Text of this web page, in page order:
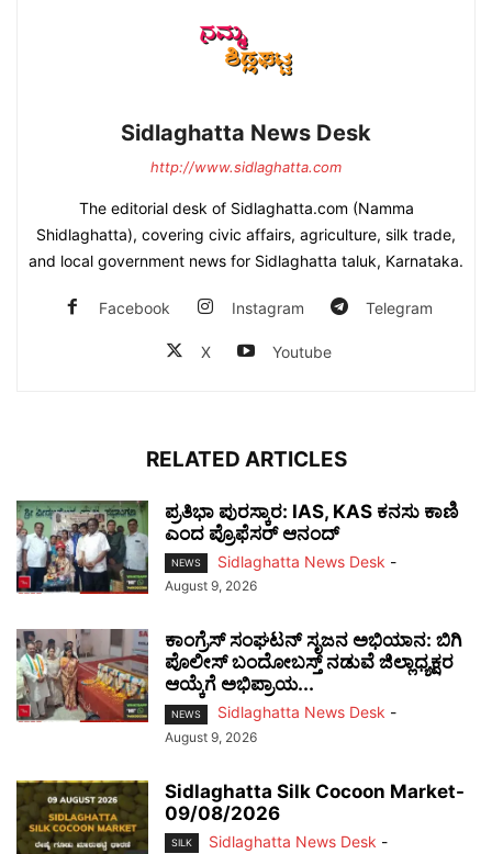
Sidlaghatta News Desk
http://www.sidlaghatta.com
The editorial desk of Sidlaghatta.com (Namma
Shidlaghatta), covering civic affairs, agriculture, silk trade,
and local government news for Sidlaghatta taluk, Karnataka.
Facebook Instagram Telegram
X Youtube
RELATED ARTICLES
ಪ್ರತಿಭಾ ಪುರಸ್ಕಾರ: IAS, KAS ಕನಸು ಕಾಣಿ
ಎಂದ ಪ್ರೊಫೆಸರ್ ಆನಂದ್
NEWS Sidlaghatta News Desk -
August 9, 2026
ಕಾಂಗ್ರೆಸ್ ಸಂಘಟನ್ ಸೃಜನ ಅಭಿಯಾನ: ಬಿಗಿ
ಪೊಲೀಸ್ ಬಂದೋಬಸ್ತ್ ನಡುವೆ ಜಿಲ್ಲಾಧ್ಯಕ್ಷರ
ಆಯ್ಕೆಗೆ ಅಭಿಪ್ರಾಯ...
NEWS Sidlaghatta News Desk -
August 9, 2026
Sidlaghatta Silk Cocoon Market-
09/08/2026
SILK Sidlaghatta News Desk -